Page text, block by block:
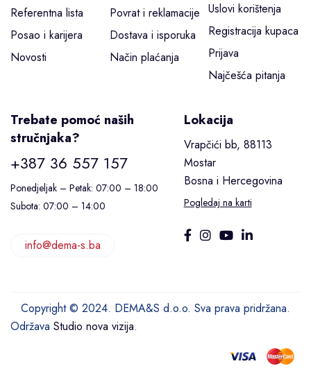
Referentna lista
Posao i karijera
Novosti
Povrat i reklamacije
Dostava i isporuka
Način plaćanja
Uslovi korištenja
Registracija kupaca
Prijava
Najčešća pitanja
Trebate pomoć naših
stručnjaka?
+387 36 557 157
Ponedjeljak – Petak: 07:00 – 18:00
Subota: 07:00 – 14:00
info@dema-s.ba
Lokacija
Vrapčići bb, 88113
Mostar
Bosna i Hercegovina
Pogledaj na karti
Copyright © 2024. DEMA&S d.o.o. Sva prava pridržana.
Održava Studio nova vizija.